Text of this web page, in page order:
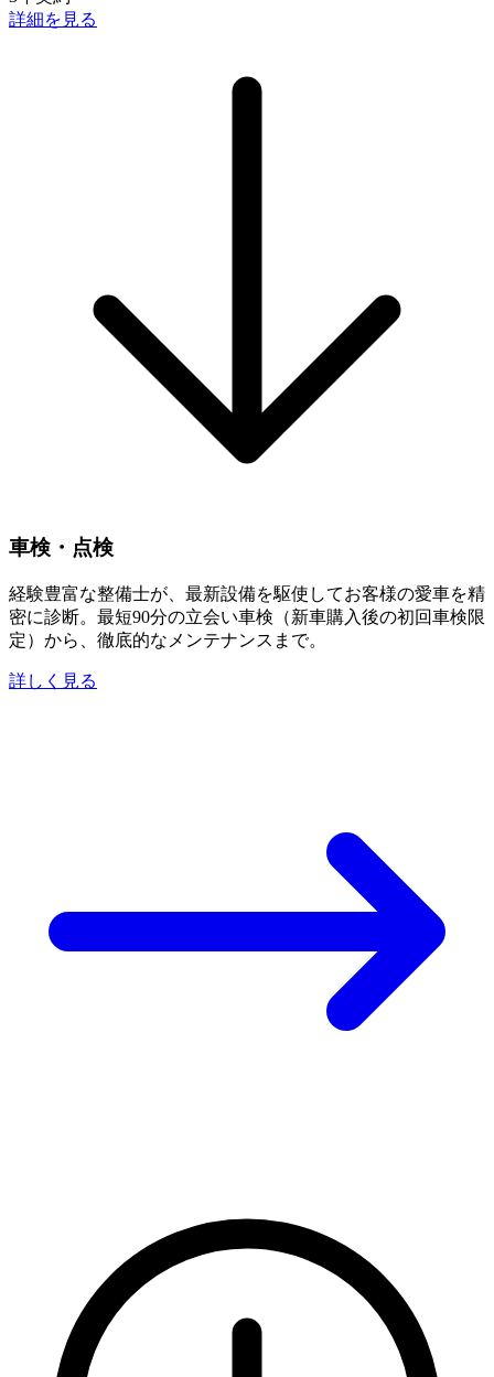
詳細を見る
車検・点検
経験豊富な整備士が、最新設備を駆使してお客様の愛車を精
密に診断。最短90分の立会い車検（新車購入後の初回車検限
定）から、徹底的なメンテナンスまで。
詳しく見る